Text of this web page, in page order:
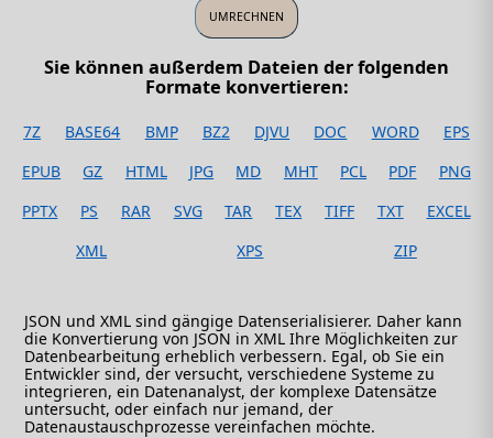
Sie können außerdem Dateien der folgenden
Formate konvertieren:
7Z BASE64 BMP BZ2 DJVU DOC WORD
EPS
EPUB
GZ HTML JPG MD MHT PCL PDF
PNG
PPTX
PS RAR SVG TAR TEX TIFF TXT
EXCEL
XML
XPS ZIP
JSON und XML sind gängige Datenserialisierer. Daher kann
die Konvertierung von JSON in XML Ihre Möglichkeiten zur
Datenbearbeitung erheblich verbessern. Egal, ob Sie ein
Entwickler sind, der versucht, verschiedene Systeme zu
integrieren, ein Datenanalyst, der komplexe Datensätze
untersucht, oder einfach nur jemand, der
Datenaustauschprozesse vereinfachen möchte.